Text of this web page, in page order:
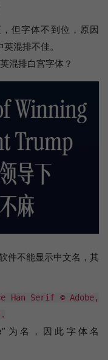
但字体不到位，原因
混排不佳。
混排白宫字体？
件不能显示中文名，其
Han Serif © Adobe,
为名，因此字体名